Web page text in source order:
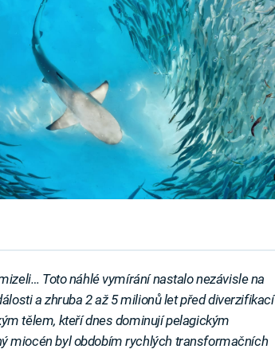
Toto náhlé vymírání nastalo nezávisle na
a zhruba 2 až 5 milionů let před diverzifikací
tělem, kteří dnes dominují pelagickým
miocén byl obdobím rychlých transformačních